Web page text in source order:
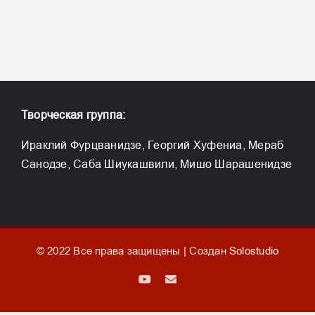
Творческая группа:
Ираклий Фурцванидзе, Георгий Хуфениа, Мераб
Санодзе, Саба Шиукашвили, Мишо Шарашенидзе
© 2022 Все права защищены | Создан Solostudio
YouTubeEmail